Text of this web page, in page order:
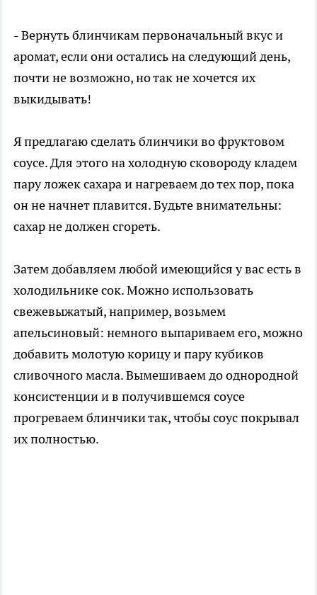
- Вернуть блинчикам первоначальный вкус и
аромат, если они остались на следующий день,
почти не возможно, но так не хочется их
выкидывать!
Я предлагаю сделать блинчики во фруктовом
соусе. Для этого на холодную сковороду кладем
пару ложек сахара и нагреваем до тех пор, пока
он не начнет плавится. Будьте внимательны:
сахар не должен сгореть.
Затем добавляем любой имеющийся у вас есть в
холодильнике сок. Можно использовать
свежевыжатый, например, возьмем
апельсиновый: немного выпариваем его, можно
добавить молотую корицу и пару кубиков
сливочного масла. Вымешиваем до однородной
консистенции и в получившемся соусе
прогреваем блинчики так, чтобы соус покрывал
их полностью.